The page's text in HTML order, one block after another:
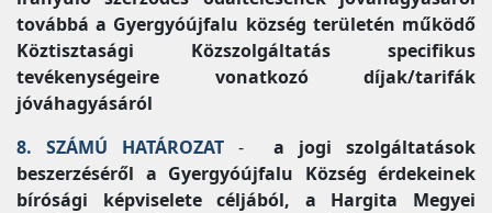
továbbá a Gyergyóújfalu község területén működő
Köztisztasági Közszolgáltatás specifikus
tevékenységeire vonatkozó díjak/tarifák
jóváhagyásáról
8. SZÁMÚ HATÁROZAT -
a jogi szolgáltatások
beszerzéséről a Gyergyóújfalu Község érdekeinek
bírósági képviselete céljából, a Hargita Megyei